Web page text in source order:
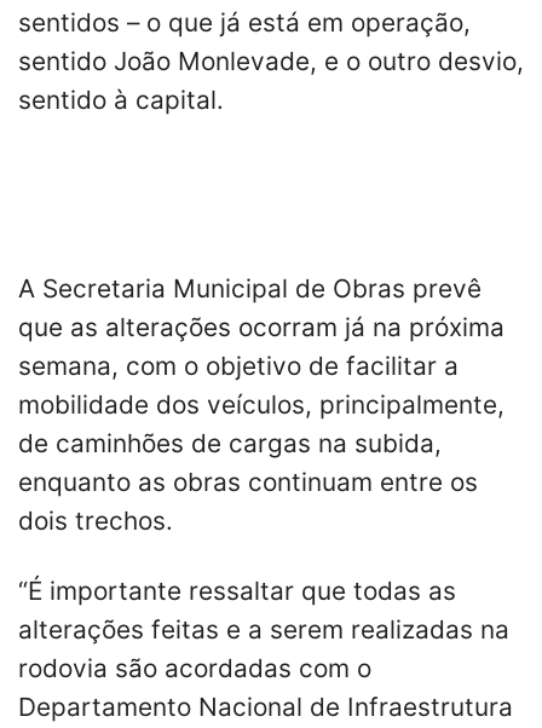
sentidos – o que já está em operação,
sentido João Monlevade, e o outro desvio,
sentido à capital.
A Secretaria Municipal de Obras prevê
que as alterações ocorram já na próxima
semana, com o objetivo de facilitar a
mobilidade dos veículos, principalmente,
de caminhões de cargas na subida,
enquanto as obras continuam entre os
dois trechos.
“É importante ressaltar que todas as
alterações feitas e a serem realizadas na
rodovia são acordadas com o
Departamento Nacional de Infraestrutura